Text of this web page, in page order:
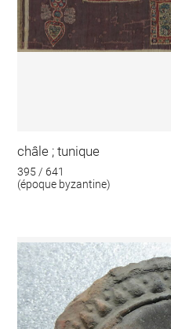
châle ; tunique
395 / 641
(époque byzantine)